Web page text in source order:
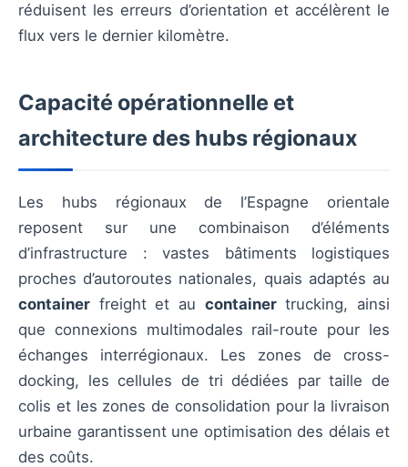
réduisent les erreurs d’orientation et accélèrent le
flux vers le dernier kilomètre.
Capacité opérationnelle et
architecture des hubs régionaux
Les hubs régionaux de l’Espagne orientale
reposent sur une combinaison d’éléments
d’infrastructure : vastes bâtiments logistiques
proches d’autoroutes nationales, quais adaptés au
container freight et au containertrucking, ainsi
que connexions multimodales rail-route pour les
échanges interrégionaux. Les zones de cross-
docking, les cellules de tri dédiées par taille de
colis et les zones de consolidation pour la livraison
urbaine garantissent une optimisation des délais et
des coûts.